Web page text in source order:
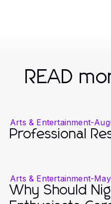
READ
Arts & Entertainment-
Professional
Arts & Entertainment-
Why Should